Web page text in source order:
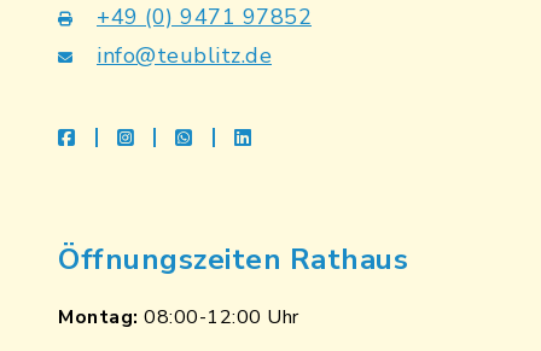
+49 (0) 9471 97852
info@teublitz.de
facebookinstagramwhatsapplinkedin
Öffnungszeiten Rathaus
Montag: 08:00-12:00 Uhr